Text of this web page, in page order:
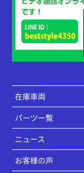
在庫車両
パーツ一覧
ニュース
お客様の声